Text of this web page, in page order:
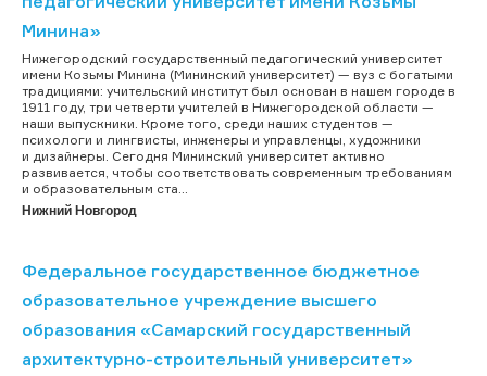
Минина»
Нижегородский государственный педагогический университет
имени Козьмы Минина (Мининский университет) — вуз с богатыми
традициями: учительский институт был основан в нашем городе в
1911 году, три четверти учителей в Нижегородской области —
наши выпускники. Кроме того, среди наших студентов —
психологи и лингвисты, инженеры и управленцы, художники
и дизайнеры. Сегодня Мининский университет активно
развивается, чтобы соответствовать современным требованиям
и образовательным ста...
Нижний Новгород
Федеральное государственное бюджетное
образовательное учреждение высшего
образования «Самарский государственный
архитектурно-строительный университет»